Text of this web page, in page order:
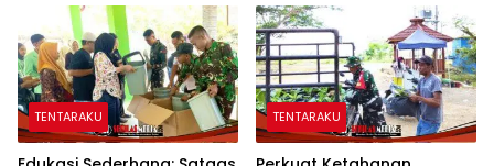
129 Bojonegoro
TENTARAKU TENTARAKU